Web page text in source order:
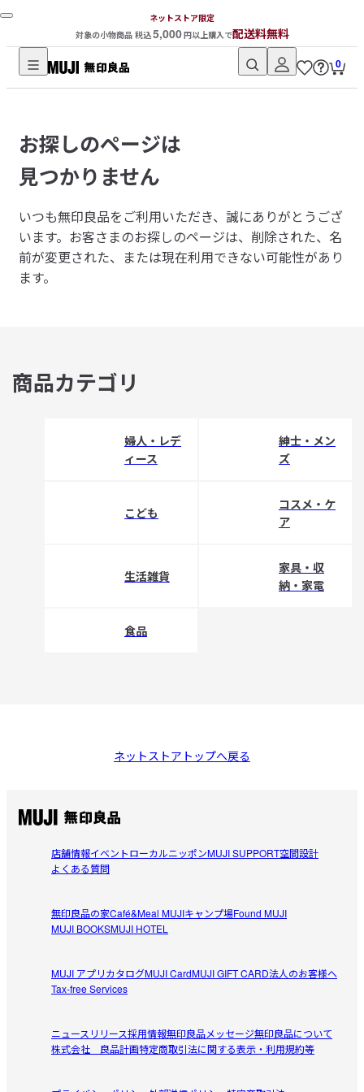
ネットストア限定
対象の小物商品 税込5,000円以上購入で配送料無料
無
品
ネ
ッ
ト
ス
ト
ア
0
お探しのページは
見つかりません
いつも無印良品をご利用いただき、誠にありがとうござ
います。 お客さまのお探しのページは、削除された、名
前が変更された、または現在利用できない可能性があり
ます。
商品カテゴリ
婦人・レデ
ィース
紳士・メン
ズ
こども
コスメ・ケ
ア
生活雑貨
家具・収
納・家電
食品
ネットストアトップへ戻る
店舗情報イベントローカルニッポンMUJI SUPPORT空間設計
よくある質問
無印良品の家Café&Meal MUJIキャンプ場Found MUJI
MUJI BOOKSMUJI HOTEL
MUJI アプリカタログMUJI CardMUJI GIFT CARD法人のお客様へ
Tax-free Services
ニュースリリース採用情報無印良品メッセージ無印良品について
株式会社 良品計画特定商取引法に関する表示・利用規約等